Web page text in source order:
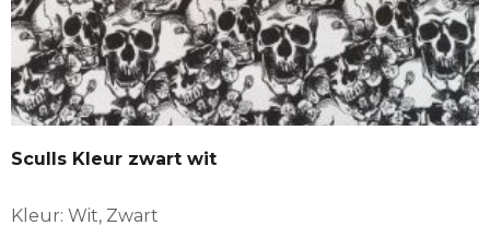
Sculls Kleur zwart wit
Kleur: Wit, Zwart